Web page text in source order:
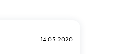
14.05.2020